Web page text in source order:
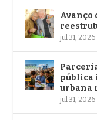
Avanço
jul 31, 2026
pública
urbana
jul 31, 2026